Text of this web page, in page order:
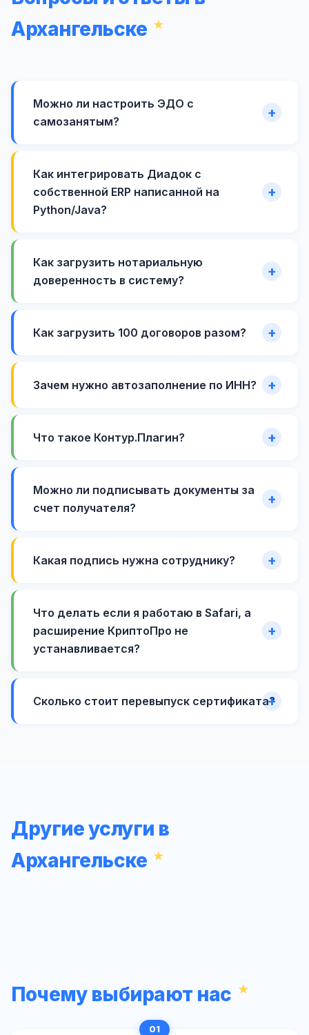
Архангельске
Можно ли настроить ЭДО с
самозанятым?
Как интегрировать Диадок с
собственной ERP написанной на
Python/Java?
Как загрузить нотариальную
доверенность в систему?
Как загрузить 100 договоров разом?
Зачем нужно автозаполнение по ИНН?
Что такое Контур.Плагин?
Можно ли подписывать документы за
счет получателя?
Какая подпись нужна сотруднику?
Что делать если я работаю в Safari, а
расширение КриптоПро не
устанавливается?
Сколько стоит перевыпуск сертификата?
Другие услуги в
Архангельске
Почему выбирают нас